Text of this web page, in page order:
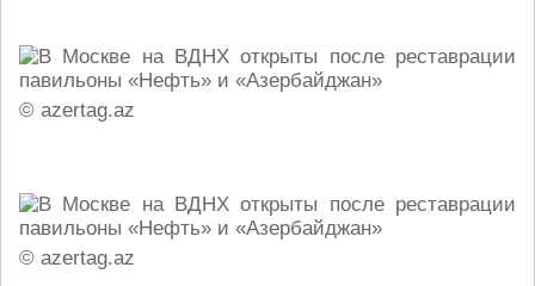
© azertag.az
© azertag.az